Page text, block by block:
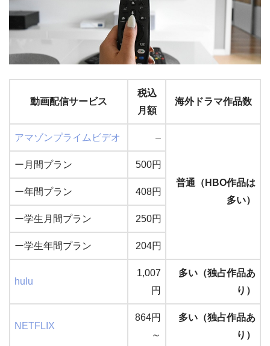
動画配信サービス
税込
月額
海外ドラマ作品数
アマゾンプライムビデオ –
普通（HBO作品は
多い）
ー月間プラン 500円
ー年間プラン 408円
ー学生月間プラン 250円
ー学生年間プラン 204円
hulu
1,007
円
多い（独占作品あ
り）
NETFLIX
864円
～
多い（独占作品あ
り）